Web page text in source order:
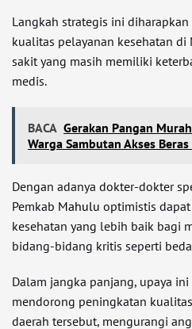
Langkah strategis ini
kualitas pelayanan kesehatan
sakit yang masih memiliki
medis.
BACA Gerakan Pangan
Warga Sambutan Akses Beras
Dengan adanya dokter-dokter
Pemkab Mahulu optimistis
kesehatan yang lebih baik bagi
bidang-bidang kritis seperti
Dalam jangka panjang, upaya
mendorong peningkatan
daerah tersebut, mengurangi